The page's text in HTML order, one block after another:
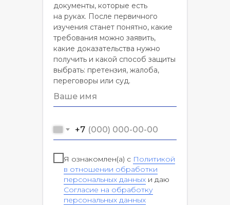
документы, которые есть
на руках. После первичного
изучения станет понятно, какие
требования можно заявить,
какие доказательства нужно
получить и какой способ защиты
выбрать: претензия, жалоба,
переговоры или суд.
+7
Я ознакомлен(а) с Политикой
в отношении обработки
персональных данных и даю
Согласие на обработку
персональных данных